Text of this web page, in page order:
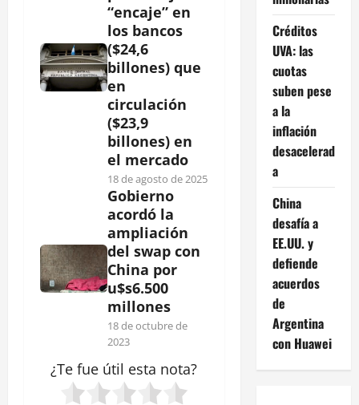
“encaje” en
los bancos
($24,6
billones) que
en
circulación
($23,9
billones) en
el mercado
18 de agosto de 2025
Gobierno
acordó la
ampliación
del swap con
China por
u$s6.500
millones
18 de octubre de
2023
¿Te fue útil esta nota?
Créditos
UVA: las
cuotas
suben pese
a la
inflación
desacelerad
a
China
desafía a
EE.UU. y
defiende
acuerdos
de
Argentina
con Huawei